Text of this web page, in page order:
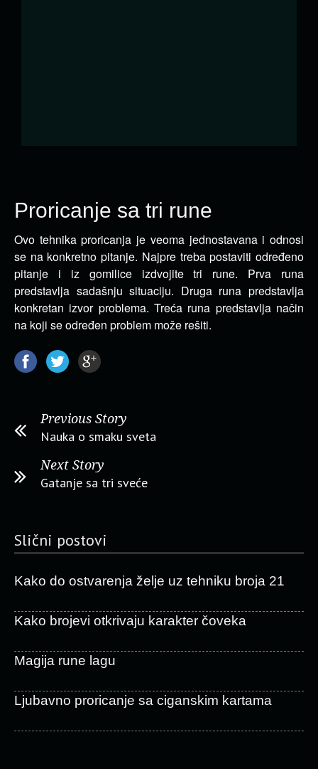
Proricanje sa tri rune
Ovo tehnika proricanja je veoma jednostavana i odnosi
se na konkretno pitanje. Najpre treba postaviti određeno
pitanje i iz gomilice izdvojite tri rune. Prva runa
predstavlja sadašnju situaciju. Druga runa predstavlja
konkretan izvor problema. Treća runa predstavlja način
na koji se određen problem može rešiti.
Previous Story
Nauka o smaku sveta
Next Story
Gatanje sa tri sveće
Slični postovi
Kako do ostvarenja želje uz tehniku broja 21
Kako brojevi otkrivaju karakter čoveka
Magija rune lagu
Ljubavno proricanje sa ciganskim kartama